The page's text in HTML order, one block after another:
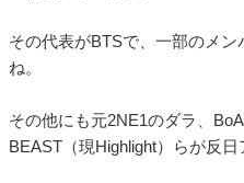
その代表がBTSで、一部のメ
ね。
その他にも元2NE1のダラ、
BEAST（現Highlight）らが反日